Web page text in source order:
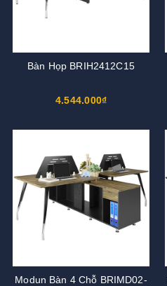
Bàn Họp BRIH2412C15
4.544.000₫
Modun Bàn 4 Chỗ BRIMD02-